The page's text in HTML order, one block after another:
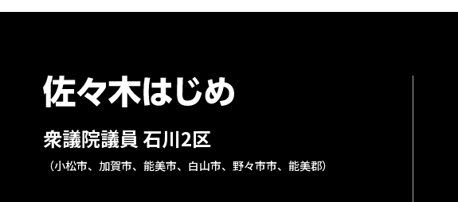
衆議院議員 石川2区
（小松市、加賀市、能美市、白山市、野々市市、能美郡）